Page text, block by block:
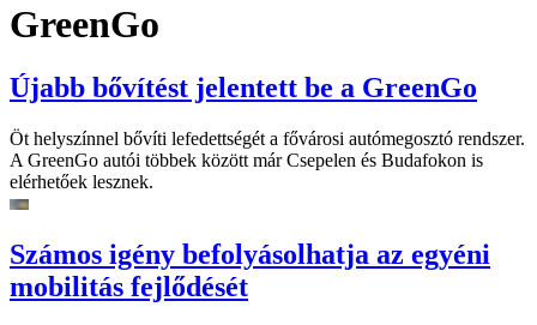
GreenGo
Újabb bővítést jelentett be a GreenGo
Öt helyszínnel bővíti lefedettségét a fővárosi autómegosztó rendszer.
A GreenGo autói többek között már Csepelen és Budafokon is
elérhetőek lesznek.
Számos igény befolyásolhatja az egyéni
mobilitás fejlődését